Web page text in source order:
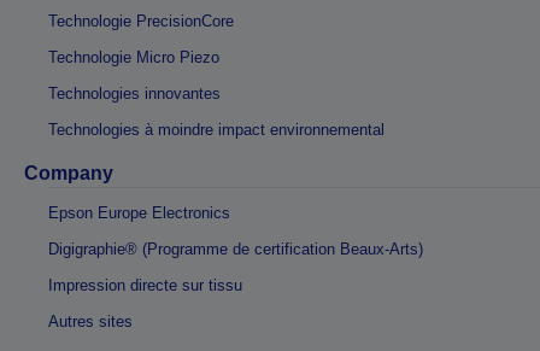
Technologie PrecisionCore
Technologie Micro Piezo
Technologies innovantes
Technologies à moindre impact environnemental
Company
Epson Europe Electronics
Digigraphie® (Programme de certification Beaux-Arts)
Impression directe sur tissu
Autres sites